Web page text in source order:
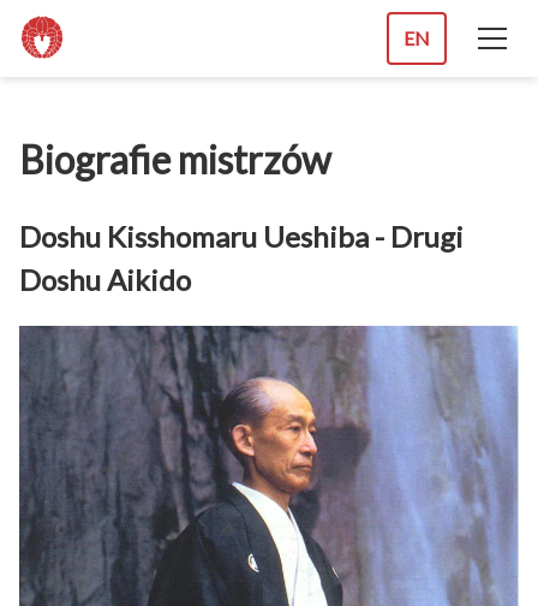
EN
Biografie mistrzów
Doshu Kisshomaru Ueshiba - Drugi
Doshu Aikido